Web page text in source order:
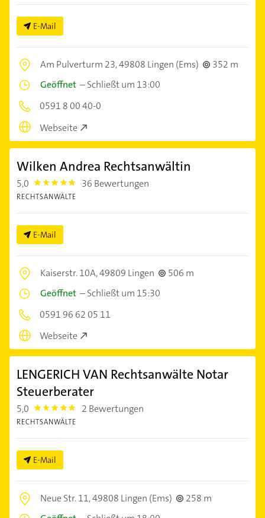
E-Mail
Am Pulverturm 23,49808 Lingen (Ems)
352 m
Geöffnet –Schließt um 13:00
0591 8 00 40-0
Webseite
Wilken Andrea Rechtsanwältin
5,0 5.0 36 Bewertungen
RECHTSANWÄLTE
E-Mail
Kaiserstr. 10A,49809 Lingen
506 m
Geöffnet –Schließt um 15:30
0591 96 62 05 11
Webseite
LENGERICH VAN Rechtsanwälte Notar
Steuerberater
5,0 5.0 2 Bewertungen
RECHTSANWÄLTE
E-Mail
Neue Str. 11,49808 Lingen (Ems)
258 m